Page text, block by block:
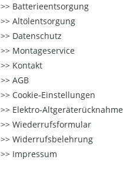
Batterieentsorgung
Altölentsorgung
Datenschutz
Montageservice
Kontakt
AGB
Cookie-Einstellungen
Elektro-Altgeräterücknahme
Wiederrufsformular
Widerrufsbelehrung
Impressum